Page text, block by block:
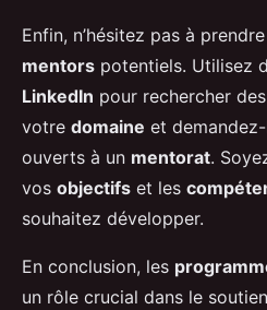
Enfin, n’hésitez pas à
mentors potentiels. Utilisez
LinkedIn pour rechercher des
votre domaine et demandez-
ouverts à un mentorat.
vos objectifs et les
souhaitez développer.
En conclusion, les
un rôle crucial dans le